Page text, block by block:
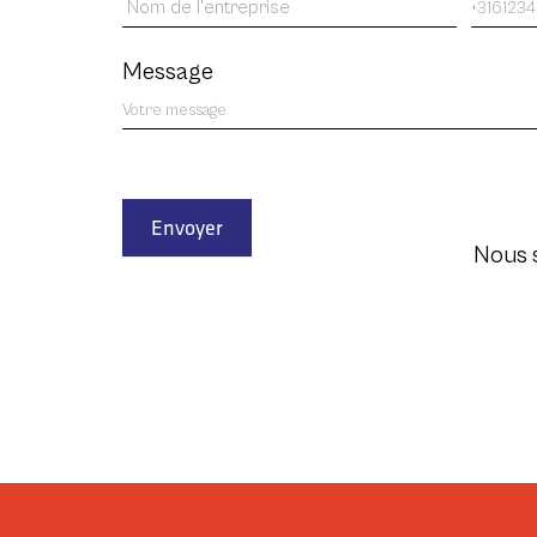
Message
Envoyer
Nous